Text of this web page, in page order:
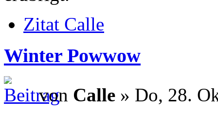
Zitat Calle
Winter Powwow
von Calle » Do, 28.